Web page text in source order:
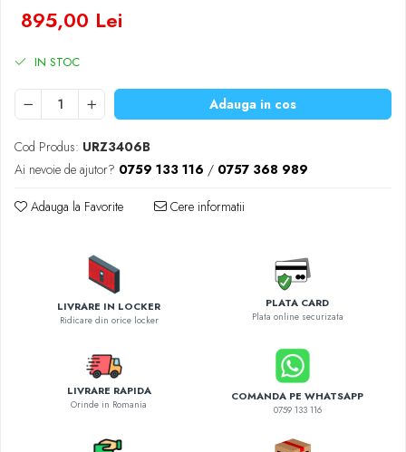
Ventilatoare
Cablu coaxial
Periferice PC
Accesorii auto
Redresoare
Roboti pornire
Carcase protectie NOCO BOOST
Incarcator masina electrica
Aparate de spalat cu presiune
Compresoare
895,00 Lei
IN STOC
Adauga in cos
Cod Produs: URZ3406B
Ai nevoie de ajutor? 0759 133 116 / 0757 368 989
Adauga la Favorite Cere informatii
LIVRARE IN LOCKER
Ridicare din orice locker
PLATA CARD
Plata online securizata
LIVRARE RAPIDA
Orinde in Romania
COMANDA PE WHATSAPP
0759 133 116